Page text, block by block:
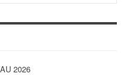
2026